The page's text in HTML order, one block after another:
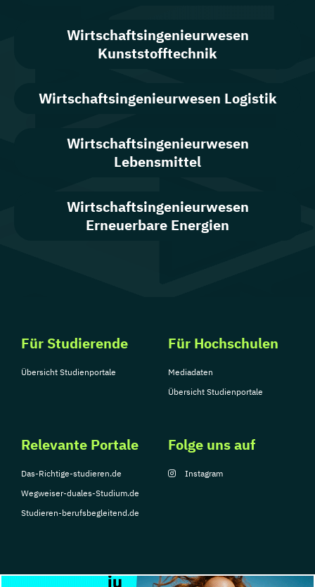
Wirtschafts­ingenieur­wesen
Kunststofftechnik
Wirtschafts­ingenieur­wesen Logistik
Wirtschafts­ingenieur­wesen
Lebensmittel
Wirtschaftsingenieurwesen
Erneuerbare Energien
Für Studierende
Übersicht Studienportale
Für Hochschulen
Mediadaten
Übersicht Studienportale
Relevante Portale
Das-Richtige-studieren.de
Wegweiser-duales-Studium.de
Studieren-berufsbegleitend.de
Folge uns auf
Instagram